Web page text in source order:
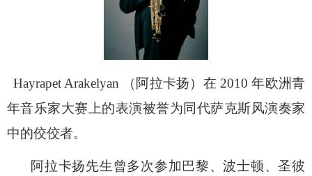
Hayrapet Arakelyan （阿拉卡扬）在 2010 年欧洲青
年音乐家大赛上的表演被誉为同代萨克斯风演奏家
中的佼佼者。
阿拉卡扬先生曾多次参加巴黎、波士顿、圣彼